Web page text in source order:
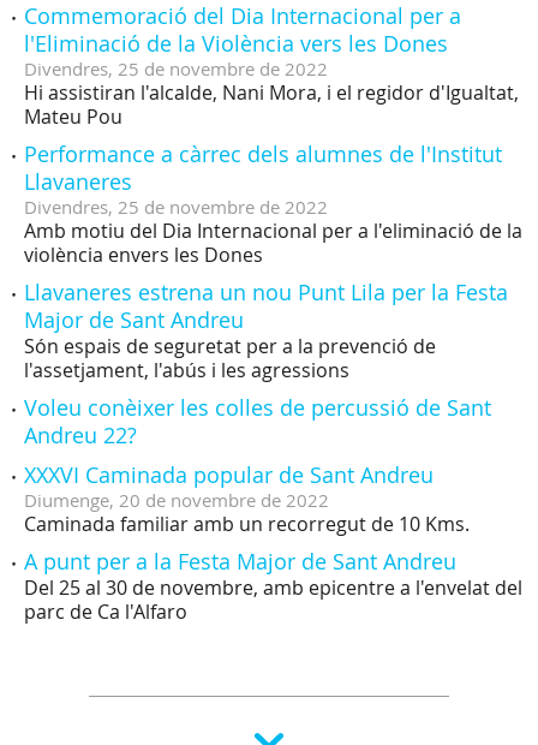
Commemoració del Dia Internacional per a
l'Eliminació de la Violència vers les Dones
Divendres, 25 de novembre de 2022
Hi assistiran l'alcalde, Nani Mora, i el regidor d'Igualtat,
Mateu Pou
Performance a càrrec dels alumnes de l'Institut
Llavaneres
Divendres, 25 de novembre de 2022
Amb motiu del Dia Internacional per a l'eliminació de la
violència envers les Dones
Llavaneres estrena un nou Punt Lila per la Festa
Major de Sant Andreu
Són espais de seguretat per a la prevenció de
l'assetjament, l'abús i les agressions
Voleu conèixer les colles de percussió de Sant
Andreu 22?
XXXVI Caminada popular de Sant Andreu
Diumenge, 20 de novembre de 2022
Caminada familiar amb un recorregut de 10 Kms.
A punt per a la Festa Major de Sant Andreu
Del 25 al 30 de novembre, amb epicentre a l'envelat del
parc de Ca l'Alfaro